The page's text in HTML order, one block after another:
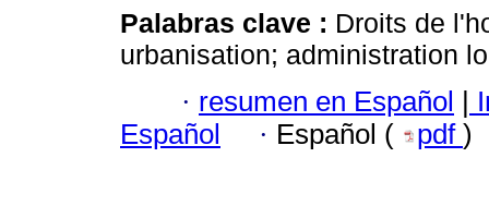
Palabras clave : Droits de
urbanisation; administration
· resumen en Español |
Español
· Español ( pdf )